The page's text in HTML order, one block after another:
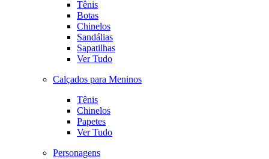
Tênis
Botas
Chinelos
Sandálias
Sapatilhas
Ver Tudo
Calçados para Meninos
Tênis
Chinelos
Papetes
Ver Tudo
Personagens